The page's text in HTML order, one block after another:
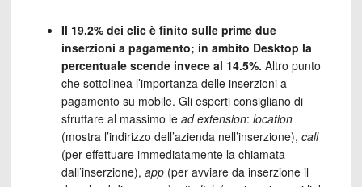
Il 19.2% dei clic è finito sulle prime due
inserzioni a pagamento; in ambito Desktop la
percentuale scende invece al 14.5%. Altro punto
che sottolinea l’importanza delle inserzioni a
pagamento su mobile. Gli esperti consigliano di
sfruttare al massimo le ad extension: location
(mostra l’indirizzo dell’azienda nell’inserzione), call
(per effettuare immediatamente la chiamata
dall’inserzione), app(per avviare da inserzione il